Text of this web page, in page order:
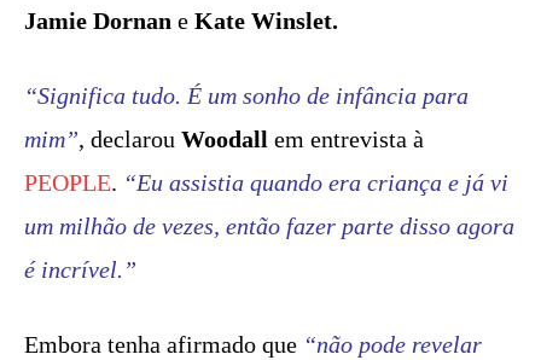
Jamie Dornan e Kate Winslet.
“Significa tudo. É um sonho de infância para
mim”, declarou Woodall em entrevista à
PEOPLE. “Eu assistia quando era criança e já vi
um milhão de vezes, então fazer parte disso agora
é incrível.”
Embora tenha afirmado que “não pode revelar